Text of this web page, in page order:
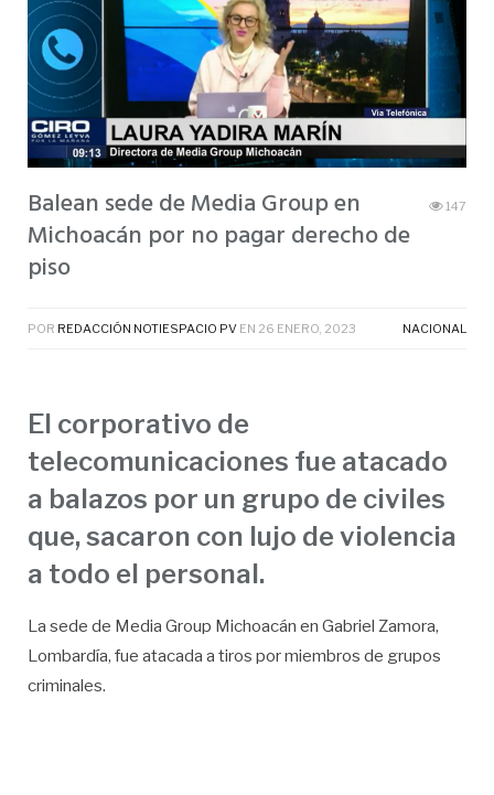
Balean sede de Media Group en
Michoacán por no pagar derecho de
piso
147
POR REDACCIÓN NOTIESPACIO PV EN 26 ENERO, 2023 NACIONAL
El corporativo de
telecomunicaciones fue atacado
a balazos por un grupo de civiles
que, sacaron con lujo de violencia
a todo el personal.
La sede de Media Group Michoacán en Gabriel Zamora,
Lombardía, fue atacada a tiros por miembros de grupos
criminales.